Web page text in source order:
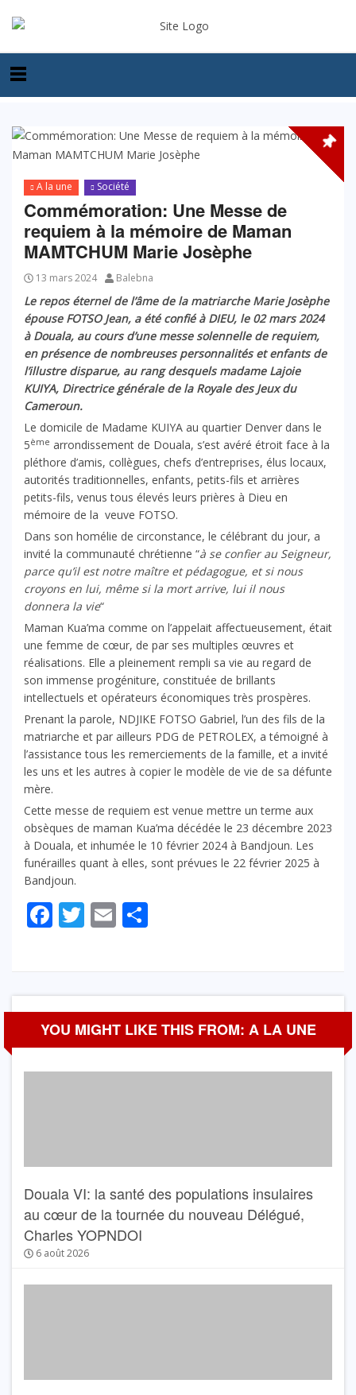
A la une Société
Commémoration: Une Messe de
requiem à la mémoire de Maman
MAMTCHUM Marie Josèphe
13 mars 2024 Balebna
Le repos éternel de l’âme de la matriarche Marie Josèphe
épouse FOTSO Jean, a été confié à DIEU, le 02 mars 2024
à Douala, au cours d’une messe solennelle de requiem,
en présence de nombreuses personnalités et enfants de
l’illustre disparue, au rang desquels madame Lajoie
KUIYA, Directrice générale de la Royale des Jeux du
Cameroun.
Le domicile de Madame KUIYA au quartier Denver dans le
5ème arrondissement de Douala, s’est avéré étroit face à la
pléthore d’amis, collègues, chefs d’entreprises, élus locaux,
autorités traditionnelles, enfants, petits-fils et arrières
petits-fils, venus tous élevés leurs prières à Dieu en
mémoire de la veuve FOTSO.
Dans son homélie de circonstance, le célébrant du jour, a
invité la communauté chrétienne “à se confier au Seigneur,
parce qu’il est notre maître et pédagogue, et si nous
croyons en lui, même si la mort arrive, lui il nous
donnera la vie“
Maman Kua’ma comme on l’appelait affectueusement, était
une femme de cœur, de par ses multiples œuvres et
réalisations. Elle a pleinement rempli sa vie au regard de
son immense progéniture, constituée de brillants
intellectuels et opérateurs économiques très prospères.
Prenant la parole, NDJIKE FOTSO Gabriel, l’un des fils de la
matriarche et par ailleurs PDG de PETROLEX, a témoigné à
l’assistance tous les remerciements de la famille, et a invité
les uns et les autres à copier le modèle de vie de sa défunte
mère.
Cette messe de requiem est venue mettre un terme aux
obsèques de maman Kua’ma décédée le 23 décembre 2023
à Douala, et inhumée le 10 février 2024 à Bandjoun. Les
funérailles quant à elles, sont prévues le 22 février 2025 à
Bandjoun.
Facebook
Twitter
Email
YOU MIGHT LIKE THIS FROM: A LA UNE
Douala VI: la santé des populations insulaires
au cœur de la tournée du nouveau Délégué,
Charles YOPNDOI
6 août 2026